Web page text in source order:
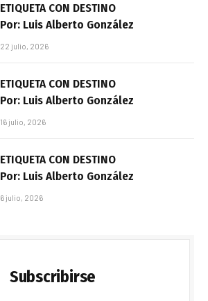
ETIQUETA CON DESTINO
Por: Luis Alberto González
22 julio, 2026
ETIQUETA CON DESTINO
Por: Luis Alberto González
16 julio, 2026
ETIQUETA CON DESTINO
Por: Luis Alberto González
6 julio, 2026
Subscribirse